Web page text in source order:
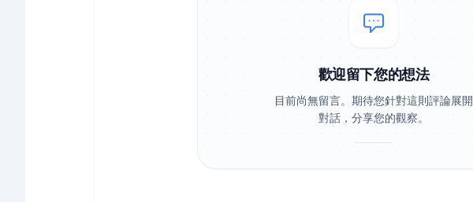
歡迎留下您的想法
目前尚無留言。期待您針對這則評論展開
對話，分享您的觀察。